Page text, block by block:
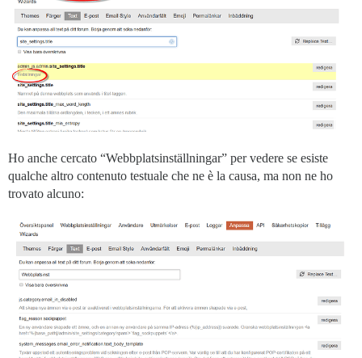
Ho anche cercato “Webbplatsinställningar” per vedere se esiste
qualche altro contenuto testuale che ne è la causa, ma non ne ho
trovato alcuno: